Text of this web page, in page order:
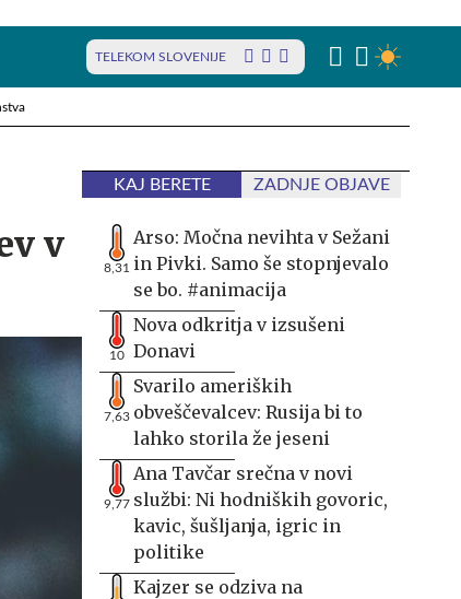
TELEKOM SLOVENIJE
v
KAJ BERETE ZADNJE OBJAVE
8,31
Arso: Močna nevihta v Sežani
in Pivki. Samo še stopnjevalo
se bo. #animacija
10
Nova odkritja v izsušeni
Donavi
7,63
Svarilo ameriških
obveščevalcev: Rusija bi to
lahko storila že jeseni
9,77
Ana Tavčar srečna v novi
službi: Ni hodniških govoric,
kavic, šušljanja, igric in
politike
Kajzer se odziva na